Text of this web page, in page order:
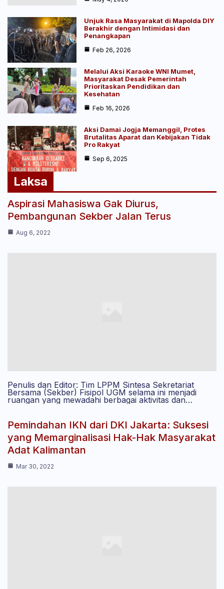
Unjuk Rasa Masyarakat di Mapolda DIY
Berakhir dengan Intimidasi dan
Penangkapan
Feb 26, 2026
Melalui Aksi Karaoke WNI Mumet,
Masyarakat Desak Pemerintah
Prioritaskan Pendidikan dan
Kesehatan
Feb 16, 2026
Aksi Damai Jogja Memanggil, Protes
Brutalitas Aparat dan Kebijakan Tidak
Pro Rakyat
Sep 6, 2025
Laksa
Aspirasi Mahasiswa Gak Diurus,
Pembangunan Sekber Jalan Terus
Aug 6, 2022
Penulis dan Editor: Tim LPPM Sintesa Sekretariat
Bersama (Sekber) Fisipol UGM selama ini menjadi
ruangan yang mewadahi berbagai aktivitas dan…
Pemindahan IKN dari DKI Jakarta: Suksesi
yang Memarginalisasi Hak-Hak Masyarakat
Adat Kalimantan
Mar 30, 2022